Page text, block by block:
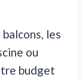
les
ou
budget